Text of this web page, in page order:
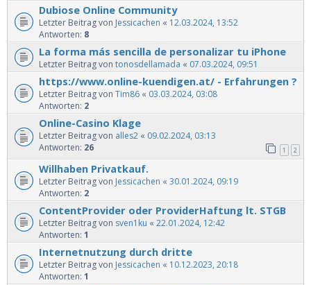
Dubiose Online Community
Letzter Beitrag von Jessicachen « 12.03.2024, 13:52
Antworten: 8
La forma más sencilla de personalizar tu iPhone
Letzter Beitrag von tonosdellamada « 07.03.2024, 09:51
https://www.online-kuendigen.at/ - Erfahrungen ?
Letzter Beitrag von Tim86 « 03.03.2024, 03:08
Antworten: 2
Online-Casino Klage
Letzter Beitrag von alles2 « 09.02.2024, 03:13
Antworten: 26 1 2
Willhaben Privatkauf.
Letzter Beitrag von Jessicachen « 30.01.2024, 09:19
Antworten: 2
ContentProvider oder ProviderHaftung lt. STGB
Letzter Beitrag von sven1ku « 22.01.2024, 12:42
Antworten: 1
Internetnutzung durch dritte
Letzter Beitrag von Jessicachen « 10.12.2023, 20:18
Antworten: 1